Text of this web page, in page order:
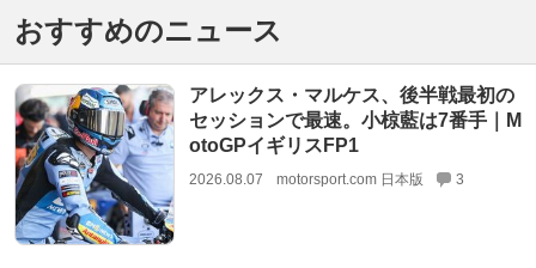
おすすめのニュース
アレックス・マルケス、後半戦最初の
セッションで最速。小椋藍は7番手｜M
otoGPイギリスFP1
2026.08.07 motorsport.com 日本版 3